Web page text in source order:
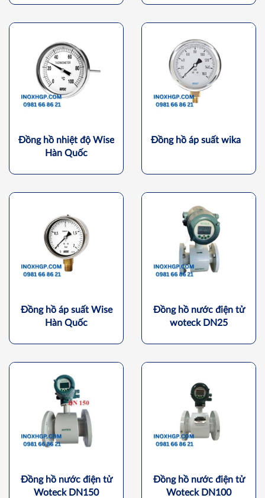
Đồng hồ nhiệt độ Wise
Hàn Quốc
Đồng hồ áp suất wika
Đồng hồ áp suất Wise
Hàn Quốc
Đồng hồ nước điện tử
woteck DN25
Đồng hồ nước điện tử
Woteck DN150
Đồng hồ nước điện tử
Woteck DN100